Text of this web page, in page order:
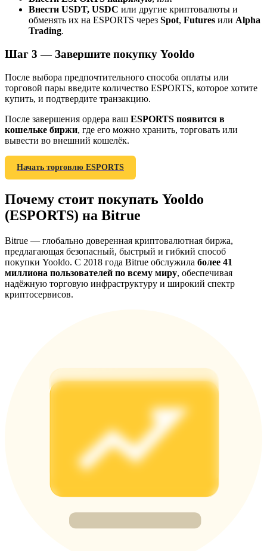
Deposit CASHCAT & Win
Exclusive for BitMart Users
Register & Trade to Win 500,000 USDT
Precious Metals Trading Carnival
Trade Gold & Silver · 33,333 USDT Bonus
Trade New Futures, Win 200,000 USDT
Crypto World Cup 2026: Grand Finale
Внести USDT, USDC или другие криптовалюты и
обменять их на ESPORTS через Spot, Futures или Alpha
Trading.
Шаг 3 —Завершите покупку Yooldo
После выбора предпочтительного способа оплаты или
торговой пары введите количество ESPORTS, которое хотите
купить, и подтвердите транзакцию.
После завершения ордера ваш ESPORTS появится в
кошельке биржи, где его можно хранить, торговать или
вывести во внешний кошелёк.
Начать торговлю ESPORTS
Почему стоит покупать Yooldo
(ESPORTS) на Bitrue
Bitrue — глобально доверенная криптовалютная биржа,
предлагающая безопасный, быстрый и гибкий способ
покупки Yooldo. С 2018 года Bitrue обслужила более 41
миллиона пользователей по всему миру, обеспечивая
надёжную торговую инфраструктуру и широкий спектр
криптосервисов.